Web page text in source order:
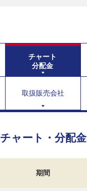
チャート
分配金
取扱販売会社
チャート・分配金
期間